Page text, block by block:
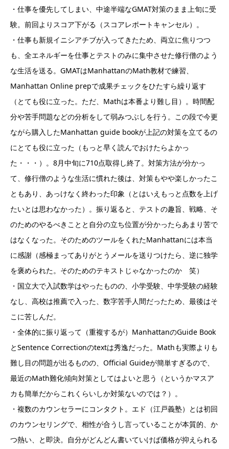
・仕事を優先してしまい、中途半端なGMAT対策のまま上旬に受
験。前回よりスコア下がる（スコアレポートキャンセル）。
・仕事も新規イニシアチブが入ってきたため、両立に焦りつつ
も、全エネルギーを仕事とテストのみに集中させた修行僧のよう
な生活を送る。GMATはManhattanのMath教材で練習、
Manhattan Online prepで成果チェックをひたすら繰り返す
（とても役に立った。ただ、Mathは本番より難し目）。時間配
分や苦手問題などの分析をして弱みつぶしを行う。この段で今更
ながら購入したManhattan guide bookが上記の対策を立てるの
にとても役に立った（もっと早く読んでおけたらよかっ
た・・・）。8月中旬に710点取得し終了。対策方法が分かっ
て、修行僧のような生活に慣れた後は、対策もやや楽しかったこ
ともあり、あっけなく終わった印象（とはいえもっと点数を上げ
たいとは思わなかった）。振り返ると、テストの趣旨、戦略、そ
のためのやるべきことと自分の立ち位置が分かったらあまり苦で
はなくなった。そのためのツールをくれたManhattanには本当
に感謝（感極まってありがとうメールを送りつけたら、逆に独学
を褒められた。そのためのテキストじゃなかったのか 笑）
・国立大で入試数学はやったものの、小学受験、中学受験の経験
なし、高校は推薦で入った、数字苦手人間だったため、最後はそ
こに苦しんだ。
・全体的に振り返って（重複するが）ManhattanのGuide Book
とSentence Correctionのtextは秀逸だった。Mathも実際よりも
難し目の問題が出るものの、Official Guideが簡単すぎるので、
最近のMath難化傾向対策としてはよいと思う（というかマスア
カも簡単だからこれくらいしか対策ないのでは？）。
・複数のカウンセラーにコンタクト。エド（江戸義塾）とは初回
のカウンセリングで、相性が合うし言っていることが本質的、か
つ熱い、と即決。自分がどんどん書いていけば価格が抑えられる